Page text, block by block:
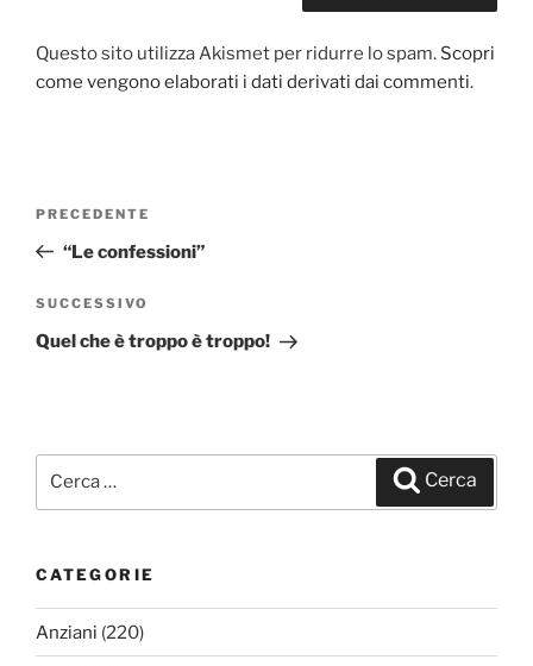
Questo sito utilizza Akismet per ridurre lo spam. Scopri
come vengono elaborati i dati derivati dai commenti.
Navigazione
Articolo
precedente:
PRECEDENTE
“Le confessioni”
Articolo
successivo
SUCCESSIVO
Quel che è troppo è troppo!
Cerca:
Cerca
CATEGORIE
Anziani (220)